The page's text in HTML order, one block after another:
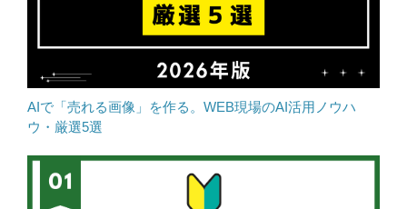
AIで「売れる画像」を作る。WEB現場のAI活用ノウハ
ウ・厳選5選